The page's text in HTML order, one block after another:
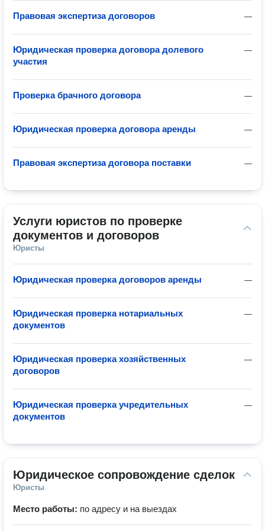
—
Правовая экспертиза договоров
—
Юридическая проверка договора долевого
участия
—
Проверка брачного договора
—
Юридическая проверка договора аренды
—
Правовая экспертиза договора поставки
Услуги юристов по проверке
документов и договоров
Юристы
—
Юридическая проверка договоров аренды
—
Юридическая проверка нотариальных
документов
—
Юридическая проверка хозяйственных
договоров
—
Юридическая проверка учредительных
документов
Юридическое сопровождение сделок
Юристы
Место работы: по адресу и на выездах